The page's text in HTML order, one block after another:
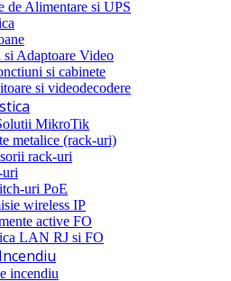
de Alimentare si UPS
si Adaptoare Video
si cabinete
si videodecodere
MikroTik
metalice (rack-uri)
rack-uri
uri
uri PoE
wireless IP
active FO
LAN RJ si FO
incendiu